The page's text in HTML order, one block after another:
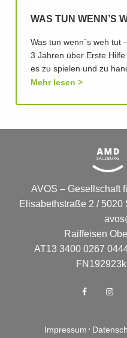
WAS TUN WENN’S
Was tun wenn´s weh tut
3 Jahren über Erste
es zu spielen und zu
Mehr lesen
AVOS – Gesellschaft
Elisabethstraße 2 / 5020
Raiffeisen
AT13 3400 0267
Impressum